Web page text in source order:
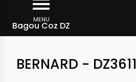
contenu
MENU
Bagou Coz DZ
d'Ariane
Rechercher un bateau
BERNARD - DZ3611